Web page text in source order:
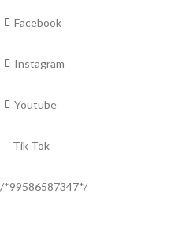
Facebook
Instagram
Youtube
Tik Tok
/*99586587347*/